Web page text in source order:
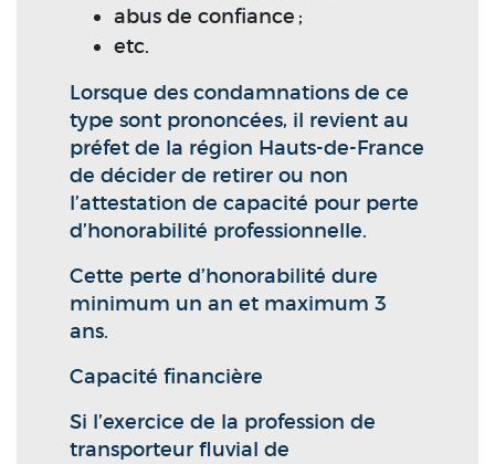
abus de confiance ;
etc.
Lorsque des condamnations de ce
type sont prononcées, il revient au
préfet de la région Hauts-de-France
de décider de retirer ou non
l’attestation de capacité pour perte
d’honorabilité professionnelle.
Cette perte d’honorabilité dure
minimum un an et maximum 3
ans.
Capacité financière
Si l’exercice de la profession de
transporteur fluvial de